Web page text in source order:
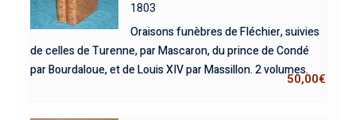
1803
Oraisons funèbres de Fléchier, suivies
de celles de Turenne, par Mascaron, du prince de Condé
par Bourdaloue, et de Louis XIV par Massillon. 2 volumes.
50,00€